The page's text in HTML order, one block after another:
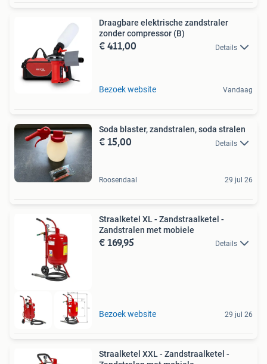
Draagbare elektrische zandstraler
zonder compressor (B)
€ 411,00 Details
Bezoek website Vandaag
Soda blaster, zandstralen, soda stralen
€ 15,00 Details
Roosendaal 29 jul 26
Straalketel XL - Zandstraalketel -
Zandstralen met mobiele
€ 169,95 Details
Bezoek website 29 jul 26
Straalketel XXL - Zandstraalketel -